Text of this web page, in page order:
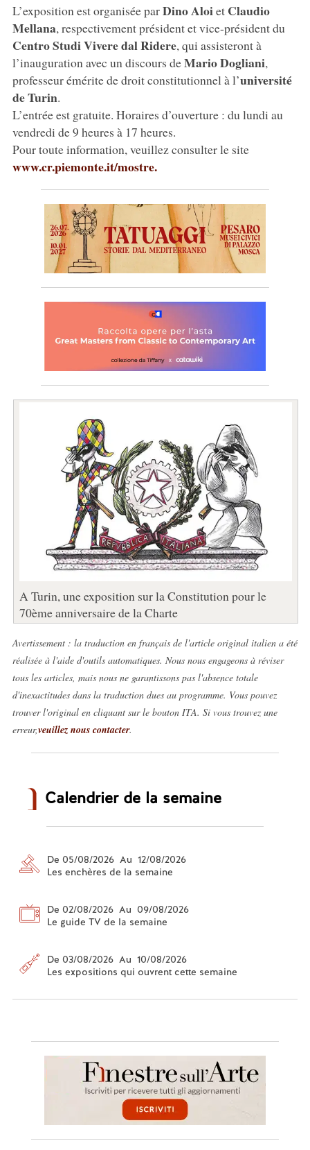
L’exposition est organisée parDino Aloiet Claudio
Mellana, respectivement président et vice-président du
Centro Studi Vivere dal Ridere, qui assisteront à
l’inauguration avec un discours deMario Dogliani,
professeur émérite de droit constitutionnel à l’université
de Turin.
L’entrée est gratuite. Horaires d’ouverture : du lundi au
vendredi de 9 heures à 17 heures.
Pour toute information, veuillez consulter le site
www.cr.piemonte.it/mostre.
A Turin, une exposition sur la Constitution pour le
70ème anniversaire de la Charte
Avertissement : la traduction en français de l'article original italien a été
réalisée à l'aide d'outils automatiques. Nous nous engageons à réviser
tous les articles, mais nous ne garantissons pas l'absence totale
d'inexactitudes dans la traduction dues au programme. Vous pouvez
trouver l'original en cliquant sur le bouton ITA. Si vous trouvez une
erreur,veuillez nous contacter.
Calendrier de la semaine
De 05/08/2026 Au 12/08/2026
Les enchères de la semaine
De 02/08/2026 Au 09/08/2026
Le guide TV de la semaine
De 03/08/2026 Au 10/08/2026
Les expositions qui ouvrent cette semaine